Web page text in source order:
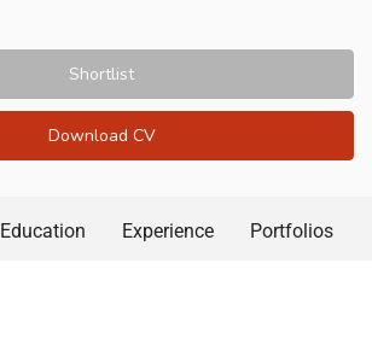
Shortlist
Download CV
Education Experience Portfolios